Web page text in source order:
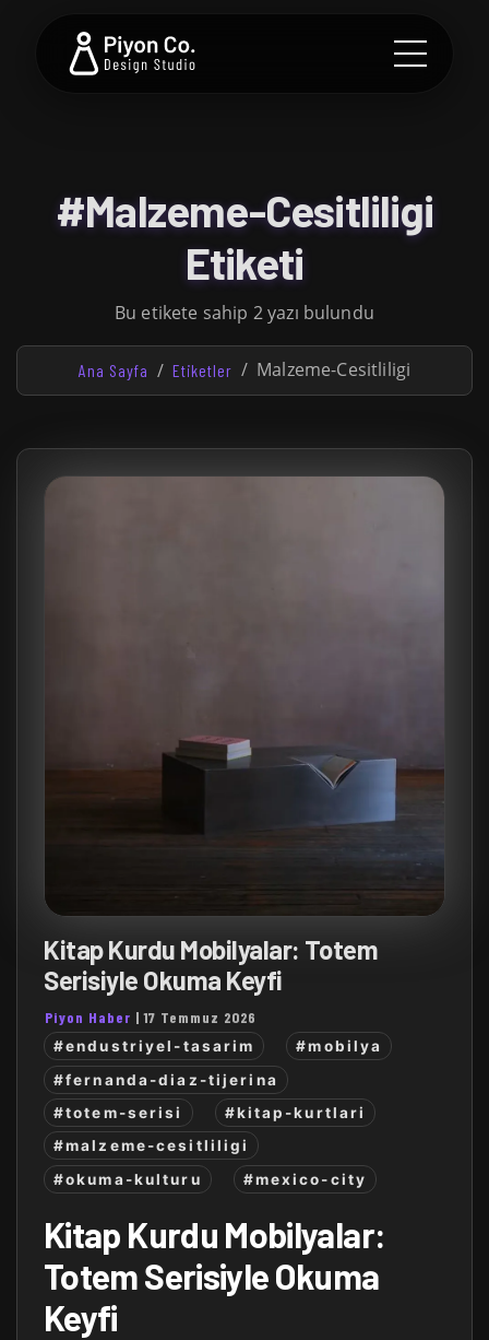
#Malzeme-Cesitliligi
Etiketi
Bu etikete sahip 2 yazı bulundu
Ana Sayfa Etiketler Malzeme-Cesitliligi
Kitap Kurdu Mobilyalar: Totem
Serisiyle Okuma Keyfi
Piyon Haber |17 Temmuz 2026
#endustriyel-tasarim
#mobilya
#fernanda-diaz-tijerina
#totem-serisi
#kitap-kurtlari
#malzeme-cesitliligi
#okuma-kulturu
#mexico-city
Kitap Kurdu Mobilyalar:
Totem Serisiyle Okuma
Keyfi